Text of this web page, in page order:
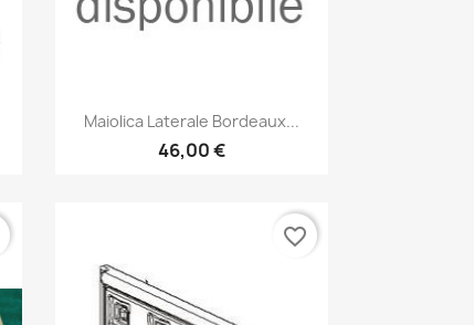
Anteprima
Maiolica Laterale Bordeaux...
46,00 €
favorite_border